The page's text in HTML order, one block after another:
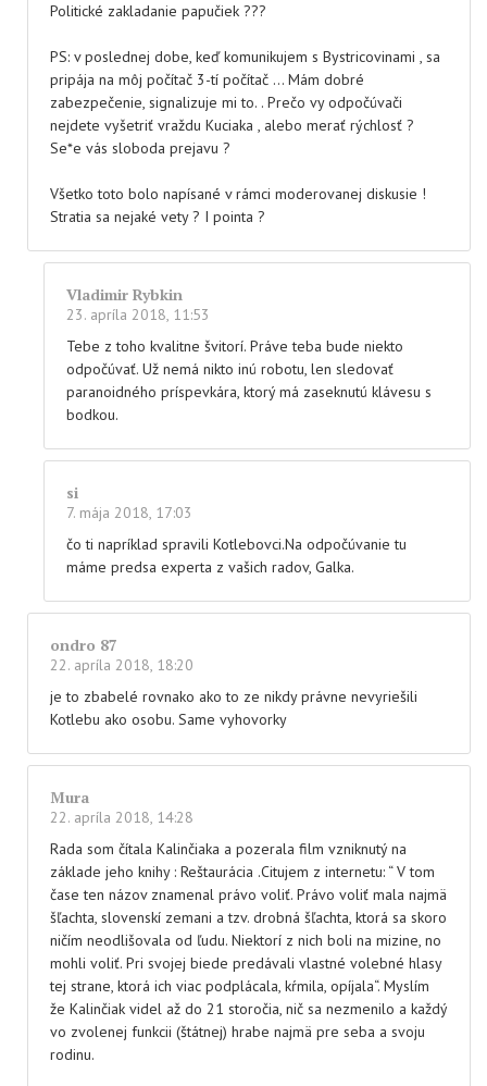
Politické zakladanie papučiek ???
PS: v poslednej dobe, keď komunikujem s Bystricovinami , sa
pripája na môj počítač 3-tí počítač … Mám dobré
zabezpečenie, signalizuje mi to. . Prečo vy odpočúvači
nejdete vyšetriť vraždu Kuciaka , alebo merať rýchlosť ?
Se*e vás sloboda prejavu ?
Všetko toto bolo napísané v rámci moderovanej diskusie !
Stratia sa nejaké vety ? I pointa ?
Vladimir Rybkin
23. apríla 2018, 11:53
Tebe z toho kvalitne švitorí. Práve teba bude niekto
odpočúvať. Už nemá nikto inú robotu, len sledovať
paranoidného príspevkára, ktorý má zaseknutú klávesu s
bodkou.
si
7. mája 2018, 17:03
čo ti napríklad spravili Kotlebovci.Na odpočúvanie tu
máme predsa experta z vašich radov, Galka.
ondro 87
22. apríla 2018, 18:20
je to zbabelé rovnako ako to ze nikdy právne nevyriešili
Kotlebu ako osobu. Same vyhovorky
Mura
22. apríla 2018, 14:28
Rada som čítala Kalinčiaka a pozerala film vzniknutý na
základe jeho knihy : Reštaurácia .Citujem z internetu: “ V tom
čase ten názov znamenal právo voliť. Právo voliť mala najmä
šľachta, slovenskí zemani a tzv. drobná šľachta, ktorá sa skoro
ničím neodlišovala od ľudu. Niektorí z nich boli na mizine, no
mohli voliť. Pri svojej biede predávali vlastné volebné hlasy
tej strane, ktorá ich viac podplácala, kŕmila, opíjala“. Myslím
že Kalinčiak videl až do 21 storočia, nič sa nezmenilo a každý
vo zvolenej funkcii (štátnej) hrabe najmä pre seba a svoju
rodinu.